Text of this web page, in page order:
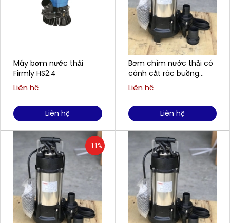
Máy bơm nước thải
Firmly HS2.4
Liên hệ
Liên hệ
- 11%
Bơm chìm nước thải có
cánh cắt rác buồng
gang, cánh gang FIRMLY
H750CT
Liên hệ
Liên hệ